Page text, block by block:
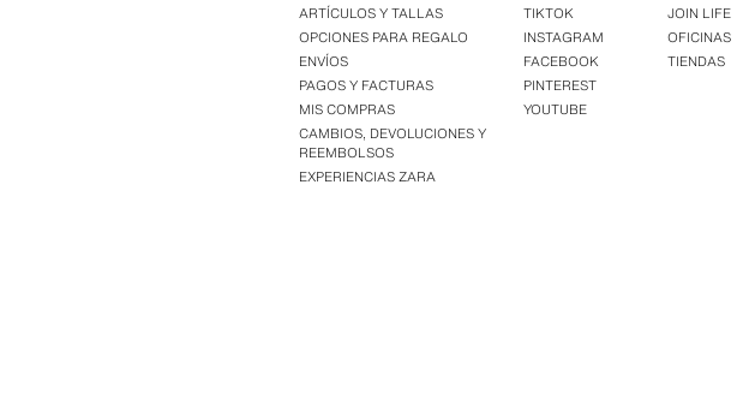
ARTÍCULOS Y TALLAS
OPCIONES PARA REGALO
ENVÍOS
PAGOS Y FACTURAS
MIS COMPRAS
CAMBIOS, DEVOLUCIONES Y
REEMBOLSOS
EXPERIENCIAS ZARA
TIKTOK
INSTAGRAM
FACEBOOK
PINTEREST
YOUTUBE
JOIN LIFE
OFICINAS
TIENDAS